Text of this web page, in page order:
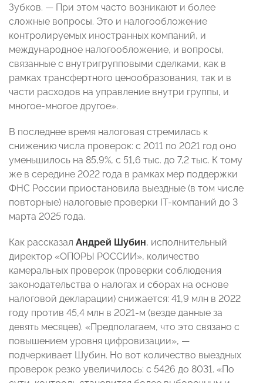
Зубков. — При этом часто возникают и более
сложные вопросы. Это и налогообложение
контролируемых иностранных компаний, и
международное налогообложение, и вопросы,
связанные с внутригрупповыми сделками, как в
рамках трансфертного ценообразования, так и в
части расходов на управление внутри группы, и
многое-многое другое».
В последнее время налоговая стремилась к
снижению числа проверок: с 2011 по 2021 год оно
уменьшилось на 85,9%, с 51,6 тыс. до 7,2 тыс. К тому
же в середине 2022 года в рамках мер поддержки
ФНС России приостановила выездные (в том числе
повторные) налоговые проверки IT-компаний до 3
марта 2025 года.
Как рассказал Андрей Шубин, исполнительный
директор «ОПОРЫ РОССИИ», количество
камеральных проверок (проверки соблюдения
законодательства о налогах и сборах на основе
налоговой декларации) снижается: 41,9 млн в 2022
году против 45,4 млн в 2021-м (везде данные за
девять месяцев). «Предполагаем, что это связано с
повышением уровня цифровизации», —
подчеркивает Шубин. Но вот количество выездных
проверок резко увеличилось: с 5426 до 8031. «По